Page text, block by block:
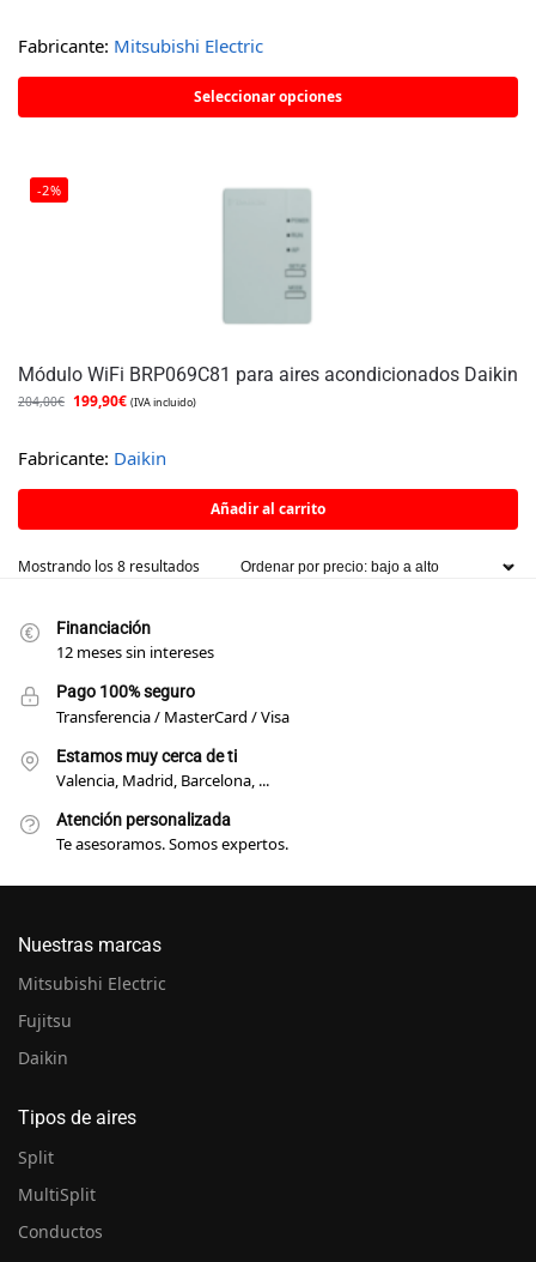
Fabricante: Mitsubishi Electric
Seleccionar opciones
-2%
Módulo WiFi BRP069C81 para aires acondicionados Daikin
204,00€ 199,90€ (IVA incluido)
Fabricante: Daikin
Añadir al carrito
Mostrando los 8 resultados
Financiación
12 meses sin intereses
Pago 100% seguro
Transferencia / MasterCard / Visa
Estamos muy cerca de ti
Valencia, Madrid, Barcelona, ...
Atención personalizada
Te asesoramos. Somos expertos.
Nuestras marcas
Mitsubishi Electric
Fujitsu
Daikin
Tipos de aires
Split
MultiSplit
Conductos